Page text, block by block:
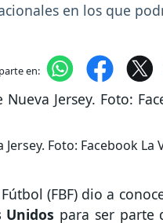
en los que
en:
Foto: Facebook La
(FBF) dio a
para ser parte